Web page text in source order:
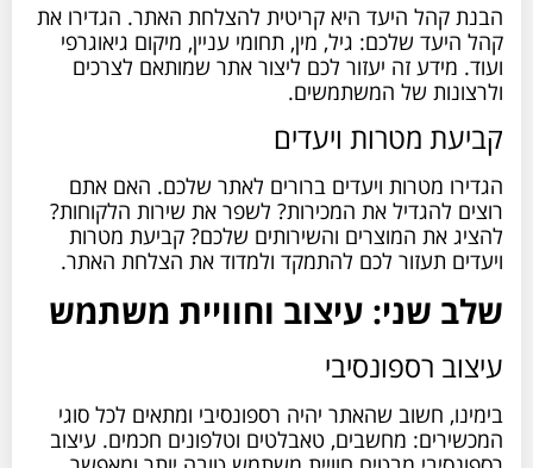
הבנת קהל היעד היא קריטית להצלחת האתר. הגדירו את
קהל היעד שלכם: גיל, מין, תחומי עניין, מיקום גיאוגרפי
ועוד. מידע זה יעזור לכם ליצור אתר שמותאם לצרכים
ולרצונות של המשתמשים.
קביעת מטרות ויעדים
הגדירו מטרות ויעדים ברורים לאתר שלכם. האם אתם
רוצים להגדיל את המכירות? לשפר את שירות הלקוחות?
להציג את המוצרים והשירותים שלכם? קביעת מטרות
ויעדים תעזור לכם להתמקד ולמדוד את הצלחת האתר.
שלב שני: עיצוב וחוויית משתמש
עיצוב רספונסיבי
בימינו, חשוב שהאתר יהיה רספונסיבי ומתאים לכל סוגי
המכשירים: מחשבים, טאבלטים וטלפונים חכמים. עיצוב